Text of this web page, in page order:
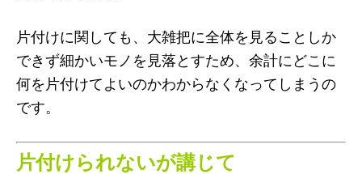
片付けに関しても、大雑把に全体を見ることしか
できず細かいモノを見落とすため、余計にどこに
何を片付けてよいのかわからなくなってしまうの
です。
片付けられないが講じて